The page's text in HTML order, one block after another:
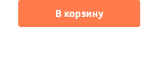
В корзину